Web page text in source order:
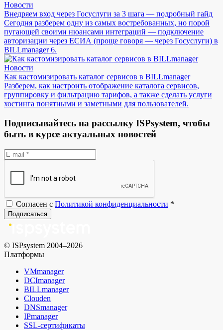
Новости
Внедряем вход через Госуслуги за 3 шага — подробный гайд
Сегодня разберем одну из самых востребованных, но порой
пугающей своими нюансами интеграций — подключение
авторизации через ЕСИА (проще говоря — через Госуслуги) в
BILLmanager 6.
Новости
Как кастомизировать каталог сервисов в BILLmanager
Разберем, как настроить отображение каталога сервисов,
группировку и фильтрацию тарифов, а также сделать услуги
хостинга понятными и заметными для пользователей.
Подписывайтесь на рассылку ISPsystem, чтобы
быть в курсе актуальных новостей
Согласен с Политикой конфиденциальности *
Подписаться
© ISPsystem 2004–2026
Платформы
VMmanager
DCImanager
BILLmanager
Clouden
DNSmanager
IPmanager
SSL-сертификаты